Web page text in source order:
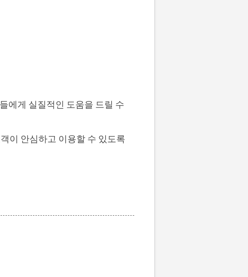
에게 실질적인 도움을 드릴 수
이 안심하고 이용할 수 있도록